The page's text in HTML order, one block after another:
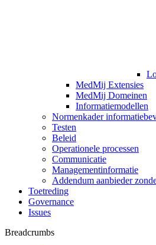
MedMij Extensies
MedMij Domeinen
Informatiemodellen
Normenkader
Testen
Beleid
Operationele processen
Communicatie
Managementinformatie
Addendum aanbieder
Toetreding
Governance
Issues
Breadcrumbs